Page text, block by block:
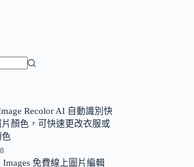
Recolor AI 自動識別快
顏色，可快速更改衣服或
色
免費線上圖片編輯